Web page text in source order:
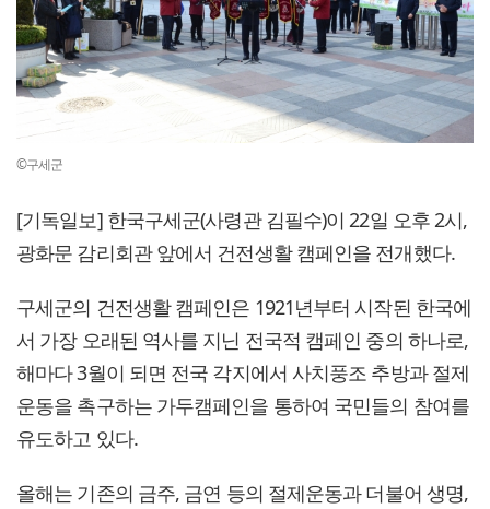
©구세군
[기독일보] 한국구세군(사령관 김필수)이 22일 오후 2시,
광화문 감리회관 앞에서 건전생활 캠페인을 전개했다.
구세군의 건전생활 캠페인은 1921년부터 시작된 한국에
서 가장 오래된 역사를 지닌 전국적 캠페인 중의 하나로,
해마다 3월이 되면 전국 각지에서 사치풍조 추방과 절제
운동을 촉구하는 가두캠페인을 통하여 국민들의 참여를
유도하고 있다.
올해는 기존의 금주, 금연 등의 절제운동과 더불어 생명,